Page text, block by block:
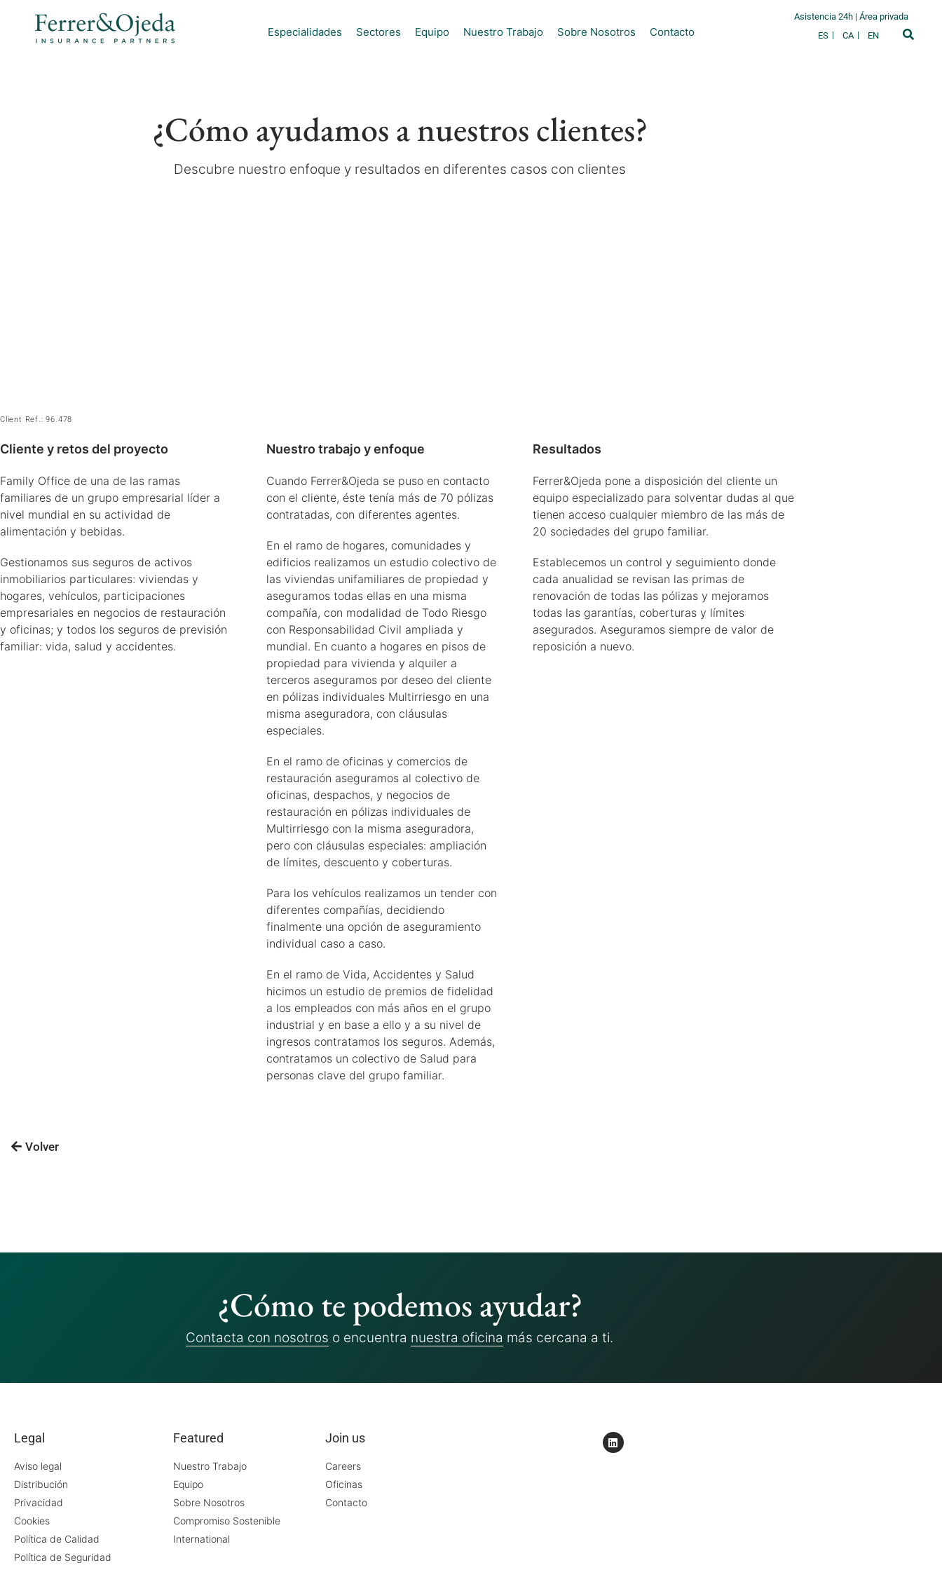
Especialidades Sectores Equipo Nuestro Trabajo Sobre Nosotros Contacto
Asistencia 24h | Área privada
ES
CA EN
¿Cómo ayudamos a nuestros clientes?
Descubre nuestro enfoque y resultados en diferentes casos con clientes
Client Ref.: 96.478
Cliente y retos del proyecto
Family Office de una de las ramas
familiares de un grupo empresarial líder a
nivel mundial en su actividad de
alimentación y bebidas.
Gestionamos sus seguros de activos
inmobiliarios particulares: viviendas y
hogares, vehículos, participaciones
empresariales en negocios de restauración
y oficinas; y todos los seguros de previsión
familiar: vida, salud y accidentes.
Nuestro trabajo y enfoque
Cuando Ferrer&Ojeda se puso en contacto
con el cliente, éste tenía más de 70 pólizas
contratadas, con diferentes agentes.
En el ramo de hogares, comunidades y
edificios realizamos un estudio colectivo de
las viviendas unifamiliares de propiedad y
aseguramos todas ellas en una misma
compañía, con modalidad de Todo Riesgo
con Responsabilidad Civil ampliada y
mundial. En cuanto a hogares en pisos de
propiedad para vivienda y alquiler a
terceros aseguramos por deseo del cliente
en pólizas individuales Multirriesgo en una
misma aseguradora, con cláusulas
especiales.
En el ramo de oficinas y comercios de
restauración aseguramos al colectivo de
oficinas, despachos, y negocios de
restauración en pólizas individuales de
Multirriesgo con la misma aseguradora,
pero con cláusulas especiales: ampliación
de límites, descuento y coberturas.
Para los vehículos realizamos un tender con
diferentes compañías, decidiendo
finalmente una opción de aseguramiento
individual caso a caso.
En el ramo de Vida, Accidentes y Salud
hicimos un estudio de premios de fidelidad
a los empleados con más años en el grupo
industrial y en base a ello y a su nivel de
ingresos contratamos los seguros. Además,
contratamos un colectivo de Salud para
personas clave del grupo familiar.
Resultados
Ferrer&Ojeda pone a disposición del cliente un
equipo especializado para solventar dudas al que
tienen acceso cualquier miembro de las más de
20 sociedades del grupo familiar.
Establecemos un control y seguimiento donde
cada anualidad se revisan las primas de
renovación de todas las pólizas y mejoramos
todas las garantías, coberturas y límites
asegurados. Aseguramos siempre de valor de
reposición a nuevo.
Volver
¿Cómo te podemos ayudar?
Contacta con nosotros o encuentra nuestra oficina más cercana a ti.
Legal
Aviso legal
Distribución
Privacidad
Cookies
Política de Calidad
Política de Seguridad
Featured
Nuestro Trabajo
Equipo
Sobre Nosotros
Compromiso Sostenible
International
Join us
Careers
Oficinas
Contacto